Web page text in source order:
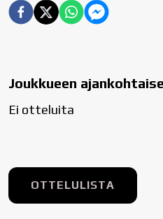
Joukkueen
Ei otteluita
OTTELULISTA